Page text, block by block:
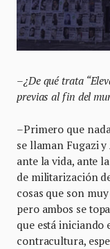
–¿De qué trata
previas al fin del
–Primero que
se llaman Fugazi
ante la vida, ante
de militarización
cosas que son
pero ambos se
que está iniciando
contracultura,